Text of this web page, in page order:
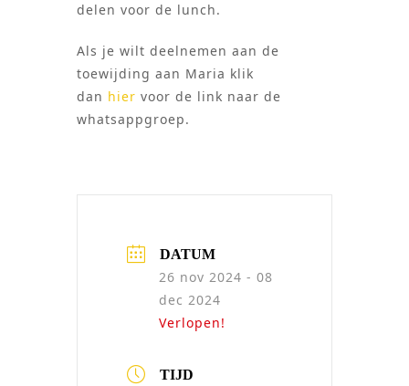
delen voor de lunch.
Als je wilt deelnemen aan de
toewijding aan Maria klik
dan hier voor de link naar de
whatsappgroep.
DATUM
26 nov 2024 - 08
dec 2024
Verlopen!
TIJD